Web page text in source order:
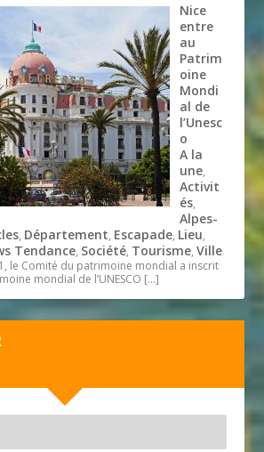
Nice
entre
au
Patrim
oine
Mondi
al de
l’Unesc
o
A la
une,
Activit
és,
Alpes-
, Département, Escapade, Lieu,
Tendance, Société, Tourisme,Ville
le Comité du patrimoine mondial a inscrit
mondial de l’UNESCO […]